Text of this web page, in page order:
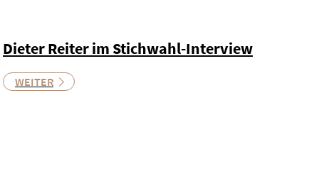
Dieter Reiter im Stichwahl-Interview
WEITER